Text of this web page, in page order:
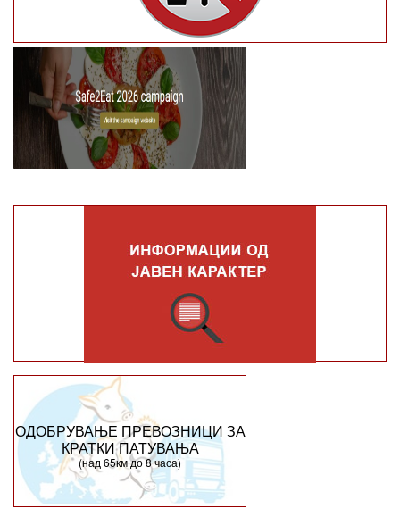
ОДОБРУВАЊЕ ПРЕВОЗНИЦИ ЗА
КРАТКИ ПАТУВАЊА
(над 65км до 8 часа)